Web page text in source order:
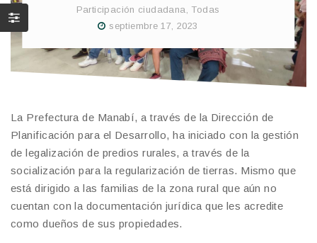
Participación ciudadana, Todas
septiembre 17, 2023
La Prefectura de Manabí, a través de la Dirección de
Planificación para el Desarrollo, ha iniciado con la gestión
de legalización de predios rurales, a través de la
socialización para la regularización de tierras. Mismo que
está dirigido a las familias de la zona rural que aún no
cuentan con la documentación jurídica que les acredite
como dueños de sus propiedades.